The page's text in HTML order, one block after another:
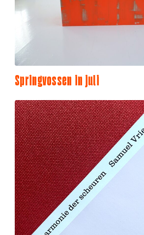
Springvossen in juli